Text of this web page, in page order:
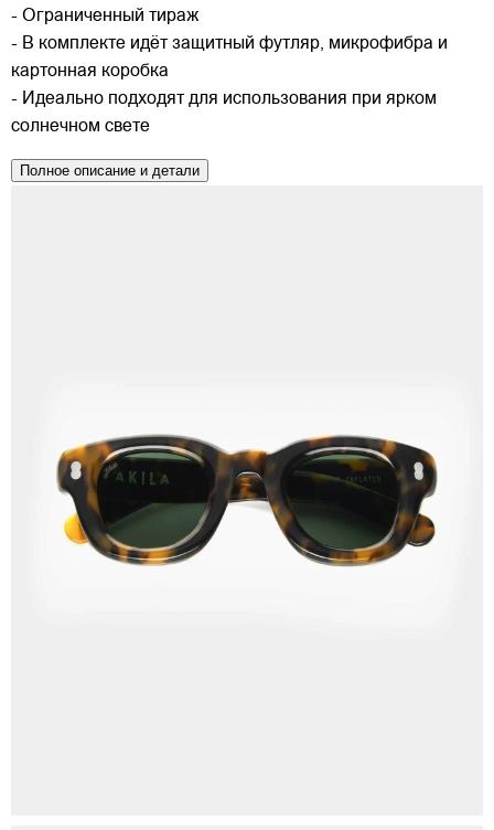
- Ограниченный тираж
- В комплекте идёт защитный футляр, микрофибра и
картонная коробка
- Идеально подходят для использования при ярком
солнечном свете
Полное описание и детали